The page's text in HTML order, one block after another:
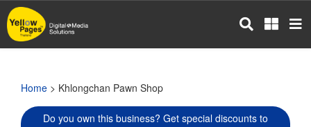
Skip
to
main
Home > Khlongchan Pawn Shop
Do you own this business? Get special discounts to